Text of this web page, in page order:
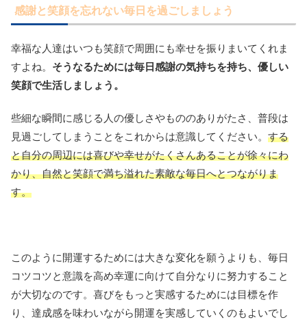
感謝と笑顔を忘れない毎日を過ごしましょう
幸福な人達はいつも笑顔で周囲にも幸せを振りまいてくれま
すよね。 そうなるためには毎日感謝の気持ちを持ち、優しい
笑顔で生活しましょう。
些細な瞬間に感じる人の優しさやもののありがたさ、普段は
見過ごしてしまうことをこれからは意識してください。 する
と自分の周辺には喜びや幸せがたくさんあることが徐々にわ
かり、自然と笑顔で満ち溢れた素敵な毎日へとつながりま
す。
このように開運するためには大きな変化を願うよりも、毎日
コツコツと意識を高め幸運に向けて自分なりに努力すること
が大切なのです。喜びをもっと実感するためには目標を作
り、達成感を味わいながら開運を実感していくのもよいでし